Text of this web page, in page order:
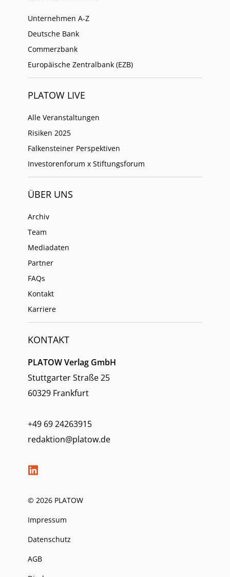
Unternehmen A-Z
Deutsche Bank
Commerzbank
Europäische Zentralbank (EZB)
PLATOW LIVE
Alle Veranstaltungen
Risiken 2025
Falkensteiner Perspektiven
Investorenforum x Stiftungsforum
ÜBER UNS
Archiv
Team
Mediadaten
Partner
FAQs
Kontakt
Karriere
KONTAKT
PLATOW Verlag GmbH
Stuttgarter Straße 25
60329 Frankfurt
+49 69 24263915
redaktion@platow.de
© 2026 PLATOW
Impressum
Datenschutz
AGB